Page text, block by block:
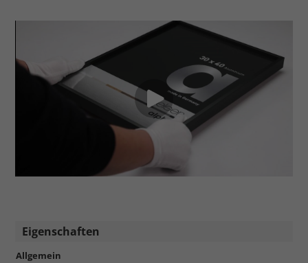
Eigenschaften
Allgemein